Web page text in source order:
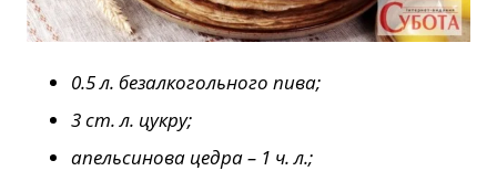
0.5 л. безалкогольного пива;
3 ст. л. цукру;
апельсинова цедра – 1 ч. л.;